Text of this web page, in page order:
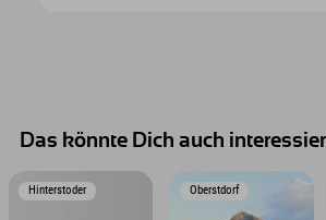
Das könnte Dich auch
Hinterstoder Oberstdorf